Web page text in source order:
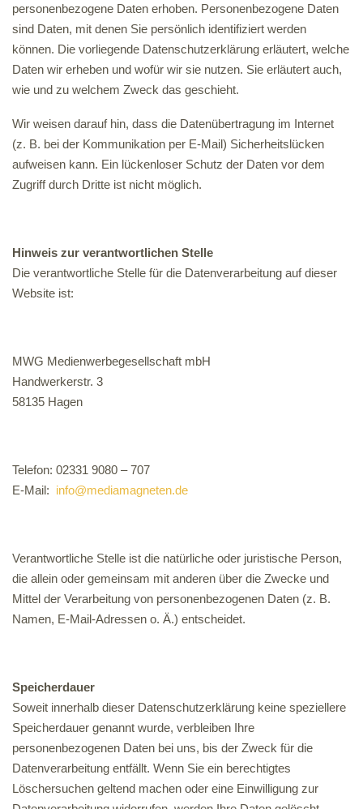
personenbezogene Daten erhoben. Personenbezogene Daten
sind Daten, mit denen Sie persönlich identifiziert werden
können. Die vorliegende Datenschutzerklärung erläutert, welche
Daten wir erheben und wofür wir sie nutzen. Sie erläutert auch,
wie und zu welchem Zweck das geschieht.
Wir weisen darauf hin, dass die Datenübertragung im Internet
(z. B. bei der Kommunikation per E-Mail) Sicherheitslücken
aufweisen kann. Ein lückenloser Schutz der Daten vor dem
Zugriff durch Dritte ist nicht möglich.
Hinweis zur verantwortlichen Stelle
Die verantwortliche Stelle für die Datenverarbeitung auf dieser
Website ist:
MWG Medienwerbegesellschaft mbH
Handwerkerstr. 3
58135 Hagen
Telefon: 02331 9080 – 707
E-Mail: info@mediamagneten.de
Verantwortliche Stelle ist die natürliche oder juristische Person,
die allein oder gemeinsam mit anderen über die Zwecke und
Mittel der Verarbeitung von personenbezogenen Daten (z. B.
Namen, E-Mail-Adressen o. Ä.) entscheidet.
Speicherdauer
Soweit innerhalb dieser Datenschutzerklärung keine speziellere
Speicherdauer genannt wurde, verbleiben Ihre
personenbezogenen Daten bei uns, bis der Zweck für die
Datenverarbeitung entfällt. Wenn Sie ein berechtigtes
Löschersuchen geltend machen oder eine Einwilligung zur